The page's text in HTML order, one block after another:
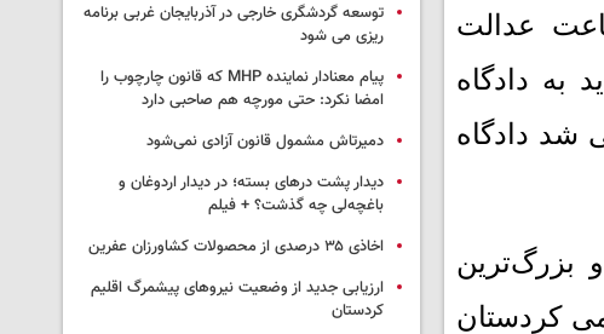
عدالت
به دادگاه
شد دادگاه
۳۹ کرسی کسب کرد و بزرگ‌ترین
کرسی، اتحاد اسلامی کردستان
توسعه گردشگری خارجی در آذربایجان غربی برنامه
ریزی می شود
پیام معنادار نماینده MHP که قانون چارچوب را
امضا نکرد: حتی مورچه هم صاحبی دارد
دمیرتاش مشمول قانون آزادی نمی‌شود
دیدار پشت درهای بسته؛ در دیدار اردوغان و
باغچه‌لی چه گذشت؟ + فیلم
اخاذی ۳۵ درصدی از محصولات کشاورزان عفرین
ارزیابی جدید از وضعیت نیروهای پیشمرگ اقلیم
کردستان